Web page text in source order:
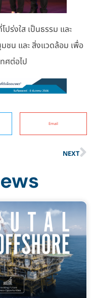
งใส เป็นธรรม และ
ชน และ สิ่งแวดล้อม เพื่อ
ศต่อไป
Email
NEXT